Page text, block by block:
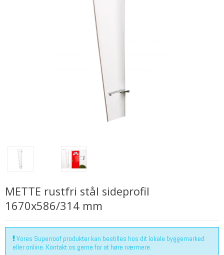
METTE rustfri stål sideprofil
1670x586/314 mm
Vores Superroof produkter kan bestilles hos dit lokale byggemarked
eller online. Kontakt os gerne for at høre nærmere.